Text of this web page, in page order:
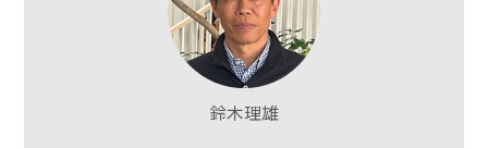
鈴木理雄